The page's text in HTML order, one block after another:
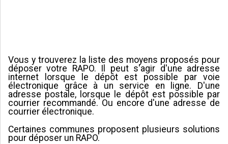
Vous y trouverez la liste des moyens proposés pour
déposer votre RAPO. Il peut s'agir d'une adresse
internet lorsque le dépôt est possible par voie
électronique grâce à un service en ligne. D'une
adresse postale, lorsque le dépôt est possible par
courrier recommandé. Ou encore d'une adresse de
courrier électronique.
Certaines communes proposent plusieurs solutions
pour déposer un RAPO.